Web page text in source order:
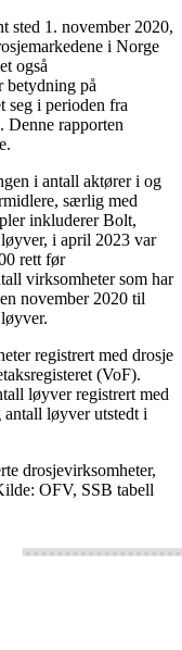
sted 1. november 2020,
i Norge
også
betydning på
seg i perioden fra
Denne rapporten
i antall aktører i og
særlig med
inkluderer Bolt,
i april 2023 var
rett før
virksomheter som har
november 2020 til
registrert med drosje
(VoF).
løyver registrert med
løyver utstedt i
drosjevirksomheter,
OFV, SSB tabell